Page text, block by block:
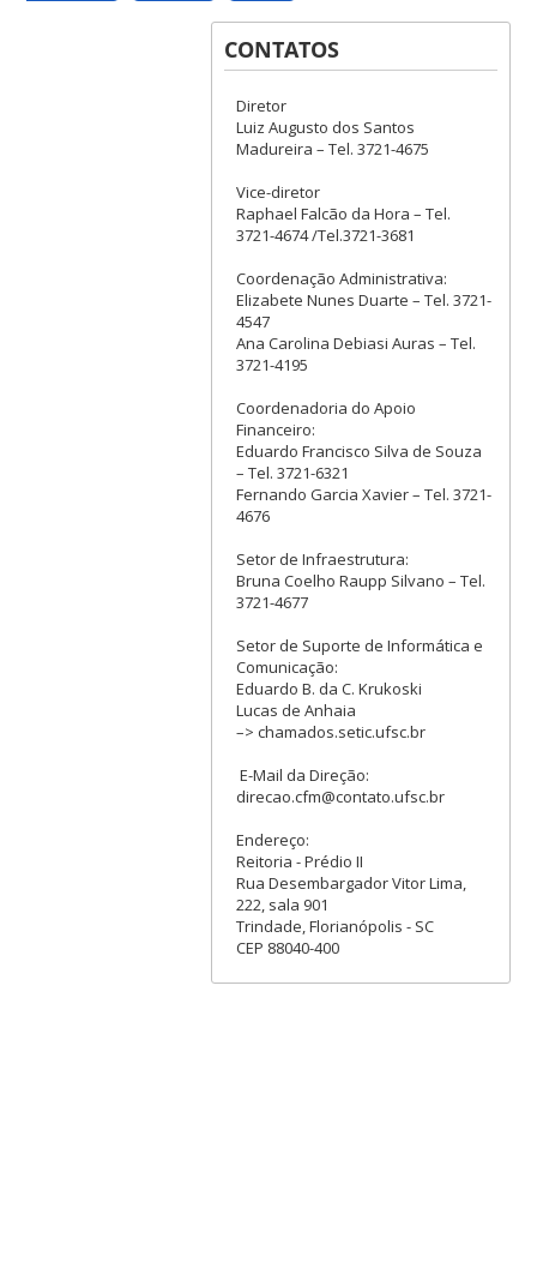
CONTATOS
Diretor
Luiz Augusto dos Santos
Madureira – Tel. 3721-4675
Vice-diretor
Raphael Falcão da Hora – Tel.
3721-4674 /Tel.3721-3681
Coordenação Administrativa:
Elizabete Nunes Duarte – Tel. 3721-
4547
Ana Carolina Debiasi Auras – Tel.
3721-4195
Coordenadoria do Apoio
Financeiro:
Eduardo Francisco Silva de Souza
– Tel. 3721-6321
Fernando Garcia Xavier – Tel. 3721-
4676
Setor de Infraestrutura:
Bruna Coelho Raupp Silvano – Tel.
3721-4677
Setor de Suporte de Informática e
Comunicação:
Eduardo B. da C. Krukoski
Lucas de Anhaia
–> chamados.setic.ufsc.br
E-Mail da Direção:
direcao.cfm@contato.ufsc.br
Endereço:
Reitoria - Prédio II
Rua Desembargador Vitor Lima,
222, sala 901
Trindade, Florianópolis - SC
CEP 88040-400